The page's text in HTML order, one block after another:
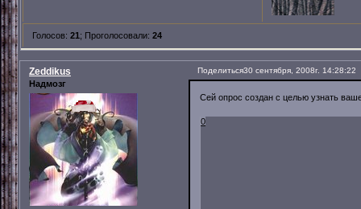
Голосов: 21 ; Проголосовали: 24
Поделиться30 сентября, 2008г. 14:28:22
Zeddikus
Надмозг
Сей опрос создан с целью узнать
0